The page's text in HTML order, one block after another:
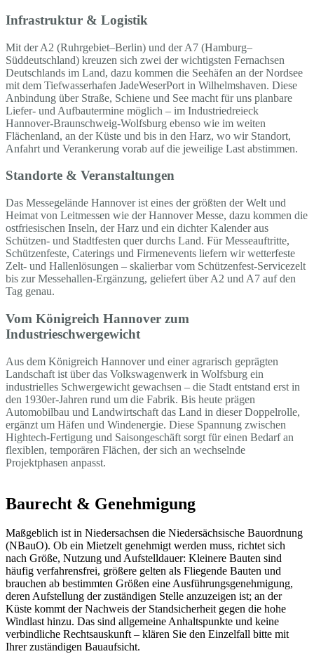
Infrastruktur & Logistik
Mit der A2 (Ruhrgebiet–Berlin) und der A7 (Hamburg–
Süddeutschland) kreuzen sich zwei der wichtigsten Fernachsen
Deutschlands im Land, dazu kommen die Seehäfen an der Nordsee
mit dem Tiefwasserhafen JadeWeserPort in Wilhelmshaven. Diese
Anbindung über Straße, Schiene und See macht für uns planbare
Liefer- und Aufbautermine möglich – im Industriedreieck
Hannover-Braunschweig-Wolfsburg ebenso wie im weiten
Flächenland, an der Küste und bis in den Harz, wo wir Standort,
Anfahrt und Verankerung vorab auf die jeweilige Last abstimmen.
Standorte & Veranstaltungen
Das Messegelände Hannover ist eines der größten der Welt und
Heimat von Leitmessen wie der Hannover Messe, dazu kommen die
ostfriesischen Inseln, der Harz und ein dichter Kalender aus
Schützen- und Stadtfesten quer durchs Land. Für Messeauftritte,
Schützenfeste, Caterings und Firmenevents liefern wir wetterfeste
Zelt- und Hallenlösungen – skalierbar vom Schützenfest-Servicezelt
bis zur Messehallen-Ergänzung, geliefert über A2 und A7 auf den
Tag genau.
Vom Königreich Hannover zum
Industrieschwergewicht
Aus dem Königreich Hannover und einer agrarisch geprägten
Landschaft ist über das Volkswagenwerk in Wolfsburg ein
industrielles Schwergewicht gewachsen – die Stadt entstand erst in
den 1930er-Jahren rund um die Fabrik. Bis heute prägen
Automobilbau und Landwirtschaft das Land in dieser Doppelrolle,
ergänzt um Häfen und Windenergie. Diese Spannung zwischen
Hightech-Fertigung und Saisongeschäft sorgt für einen Bedarf an
flexiblen, temporären Flächen, der sich an wechselnde
Projektphasen anpasst.
Baurecht & Genehmigung
Maßgeblich ist in Niedersachsen die Niedersächsische Bauordnung
(NBauO). Ob ein Mietzelt genehmigt werden muss, richtet sich
nach Größe, Nutzung und Aufstelldauer: Kleinere Bauten sind
häufig verfahrensfrei, größere gelten als Fliegende Bauten und
brauchen ab bestimmten Größen eine Ausführungsgenehmigung,
deren Aufstellung der zuständigen Stelle anzuzeigen ist; an der
Küste kommt der Nachweis der Standsicherheit gegen die hohe
Windlast hinzu. Das sind allgemeine Anhaltspunkte und keine
verbindliche Rechtsauskunft – klären Sie den Einzelfall bitte mit
Ihrer zuständigen Bauaufsicht.